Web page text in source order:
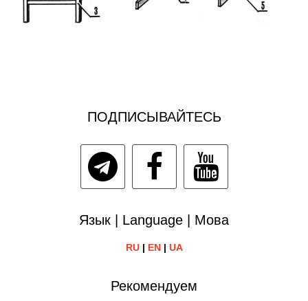
ПОДПИСЫВАЙТЕСЬ
Язык | Language | Мова
RU| EN| UA
Рекомендуем